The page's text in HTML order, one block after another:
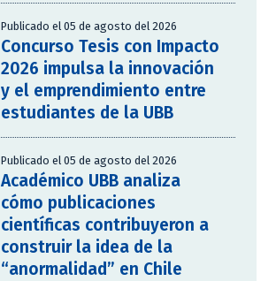
Publicado el 05 de agosto del 2026
Concurso Tesis con Impacto
2026 impulsa la innovación
y el emprendimiento entre
estudiantes de la UBB
Publicado el 05 de agosto del 2026
Académico UBB analiza
cómo publicaciones
científicas contribuyeron a
construir la idea de la
“anormalidad” en Chile